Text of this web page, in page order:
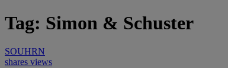
Tag: Simon & Schuster
SOUHRN
shares views